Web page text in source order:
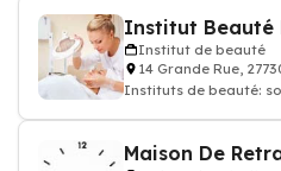
Institut Beauté
Institut de beauté
14 Grande Rue,
Instituts de beauté:
Maison De